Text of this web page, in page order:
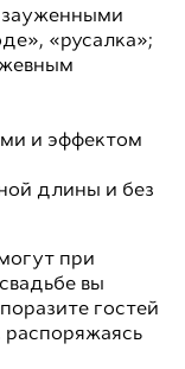
«русалка»;
и эффектом
длины и без
при
вы
гостей